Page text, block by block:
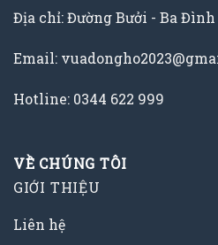
Địa chỉ: Đường Bưởi - Ba Đình
Email:
Hotline: 0344 622 999
VỀ CHÚNG TÔI
GIỚI THIỆU
Liên hệ